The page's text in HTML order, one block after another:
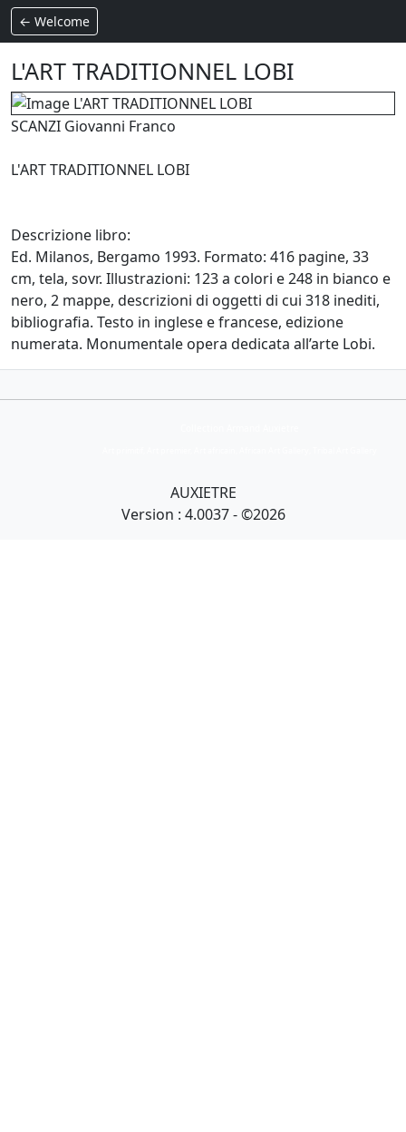
← Welcome
L'ART TRADITIONNEL LOBI
SCANZI Giovanni Franco
L'ART TRADITIONNEL LOBI
Descrizione libro:
Ed. Milanos, Bergamo 1993. Formato: 416 pagine, 33
cm, tela, sovr. Illustrazioni: 123 a colori e 248 in bianco e
nero, 2 mappe, descrizioni di oggetti di cui 318 inediti,
bibliografia. Testo in inglese e francese, edizione
numerata. Monumentale opera dedicata all’arte Lobi.
AUXIETRE
Version : 4.0037 - ©2026